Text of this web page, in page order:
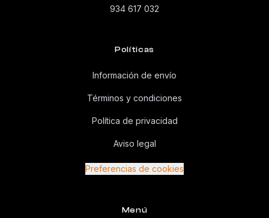
934 617 032
Políticas
Información de envío
Términos y condiciones
Política de privacidad
Aviso legal
Preferencias de cookies
Menú